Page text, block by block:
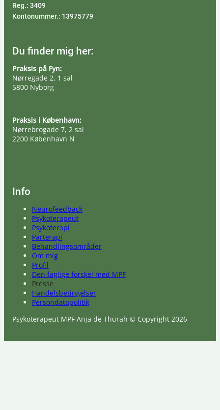
Reg.: 3409
Kontonummer.: 13975779
Du finder mig her:
Praksis på Fyn:
Nørregade 2, 1 sal
5800 Nyborg
Praksis i København:
Nørrebrogade 7, 2 sal
2200 København N
Info
Neurofeedback
Psykoterapeut
Psykoterapi
Parterapi
Behandlingsområder
Om mig
Profil
Den faglige forskel med MPF
Presse
Handelsbetingelser
Persondatapolitik
Psykoterapeut MPF Anja de Thurah © Copyright 2026